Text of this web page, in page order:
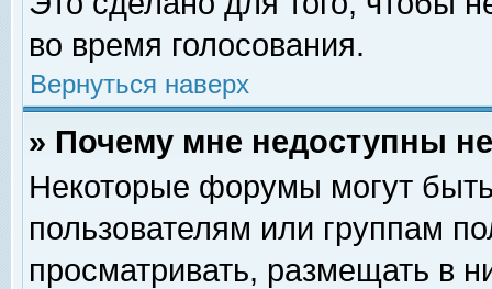
во время голосования.
Вернуться наверх
» Почему мне недоступны
Некоторые форумы могут
пользователям или группам
просматривать, размещать в